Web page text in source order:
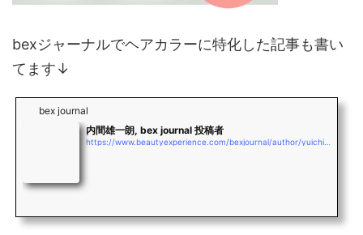
bexジャーナルでヘアカラーに特化した記事も書い
てます↓
bex journal
内間雄一朗, bex journal 投稿者